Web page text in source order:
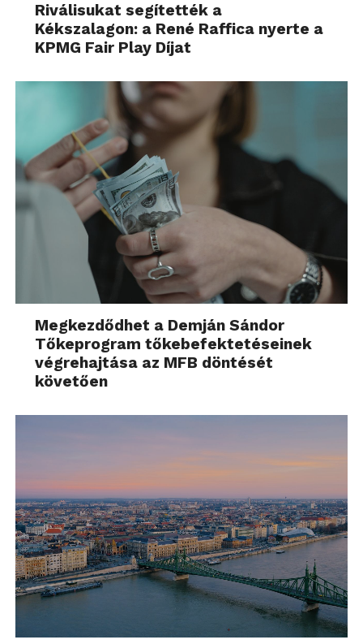
Riválisukat segítették a
Kékszalagon: a René Raffica nyerte a
KPMG Fair Play Díjat
Megkezdődhet a Demján Sándor
Tőkeprogram tőkebefektetéseinek
végrehajtása az MFB döntését
követően